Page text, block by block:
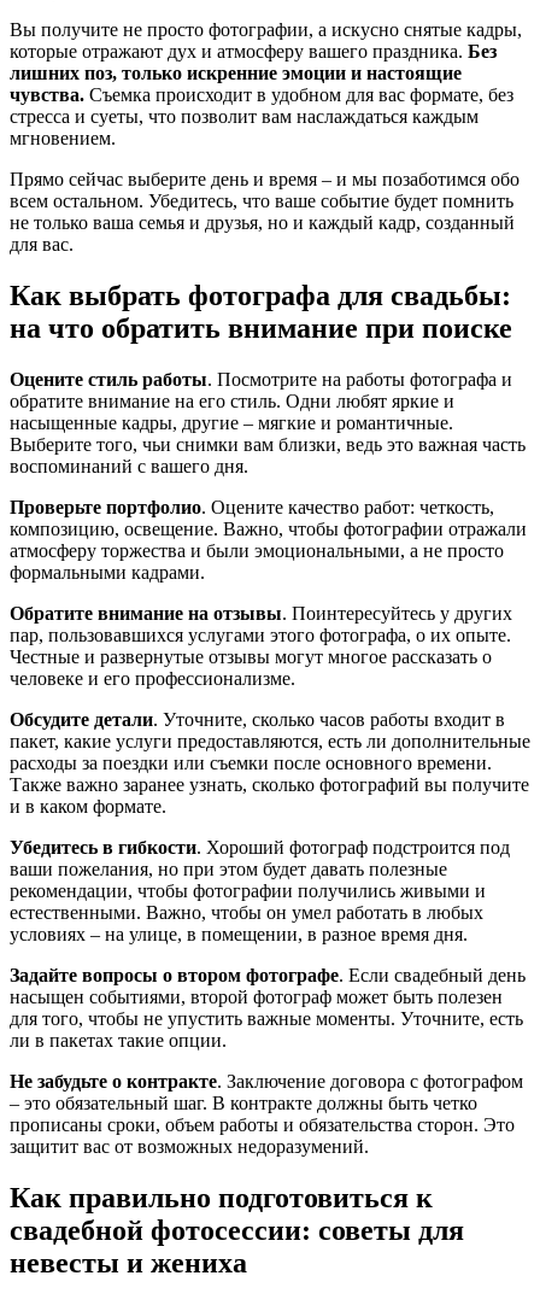
Вы получите не просто фотографии, а искусно снятые кадры,
которые отражают дух и атмосферу вашего праздника. Без
лишних поз, только искренние эмоции и настоящие
чувства. Съемка происходит в удобном для вас формате, без
стресса и суеты, что позволит вам наслаждаться каждым
мгновением.
Прямо сейчас выберите день и время – и мы позаботимся обо
всем остальном. Убедитесь, что ваше событие будет помнить
не только ваша семья и друзья, но и каждый кадр, созданный
для вас.
Как выбрать фотографа для свадьбы:
на что обратить внимание при поиске
Оцените стиль работы. Посмотрите на работы фотографа и
обратите внимание на его стиль. Одни любят яркие и
насыщенные кадры, другие – мягкие и романтичные.
Выберите того, чьи снимки вам близки, ведь это важная часть
воспоминаний с вашего дня.
Проверьте портфолио. Оцените качество работ: четкость,
композицию, освещение. Важно, чтобы фотографии отражали
атмосферу торжества и были эмоциональными, а не просто
формальными кадрами.
Обратите внимание на отзывы. Поинтересуйтесь у других
пар, пользовавшихся услугами этого фотографа, о их опыте.
Честные и развернутые отзывы могут многое рассказать о
человеке и его профессионализме.
Обсудите детали. Уточните, сколько часов работы входит в
пакет, какие услуги предоставляются, есть ли дополнительные
расходы за поездки или съемки после основного времени.
Также важно заранее узнать, сколько фотографий вы получите
и в каком формате.
Убедитесь в гибкости. Хороший фотограф подстроится под
ваши пожелания, но при этом будет давать полезные
рекомендации, чтобы фотографии получились живыми и
естественными. Важно, чтобы он умел работать в любых
условиях – на улице, в помещении, в разное время дня.
Задайте вопросы о втором фотографе. Если свадебный день
насыщен событиями, второй фотограф может быть полезен
для того, чтобы не упустить важные моменты. Уточните, есть
ли в пакетах такие опции.
Не забудьте о контракте. Заключение договора с фотографом
– это обязательный шаг. В контракте должны быть четко
прописаны сроки, объем работы и обязательства сторон. Это
защитит вас от возможных недоразумений.
Как правильно подготовиться к
свадебной фотосессии: советы для
невесты и жениха